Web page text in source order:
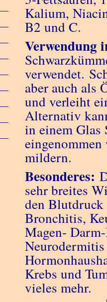
Kalium,
B2 und C.
Verwendung
verwendet.
aber auch als
und verleiht
Alternativ
in einem
eingenommen
mildern.
Besonderes:
sehr breites
den
Bronchitis,
Magen-
Krebs und
vieles mehr.